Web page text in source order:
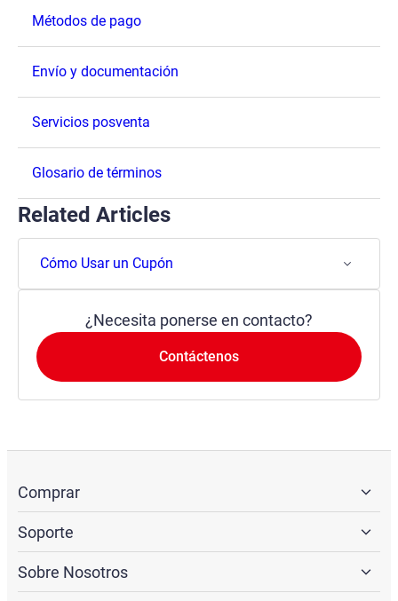
Métodos de pago
Envío y documentación
Servicios posventa
Glosario de términos
Related Articles
Cómo Usar un Cupón
¿Necesita ponerse en contacto?
Contáctenos
Comprar
Soporte
Sobre Nosotros